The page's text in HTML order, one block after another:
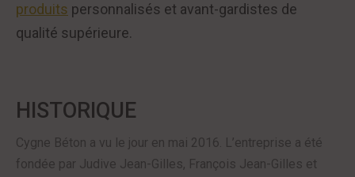
produits personnalisés et avant-gardistes de
qualité supérieure.
HISTORIQUE
Cygne Béton a vu le jour en mai 2016. L’entreprise a été
fondée par Judive Jean-Gilles, François Jean-Gilles et